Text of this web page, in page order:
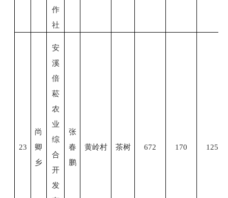
作
社
23
尚
卿
乡
安
溪
倍
菘
农
业
综
合
开
发
张
春
鹏
黄岭村 茶树 672 170 125